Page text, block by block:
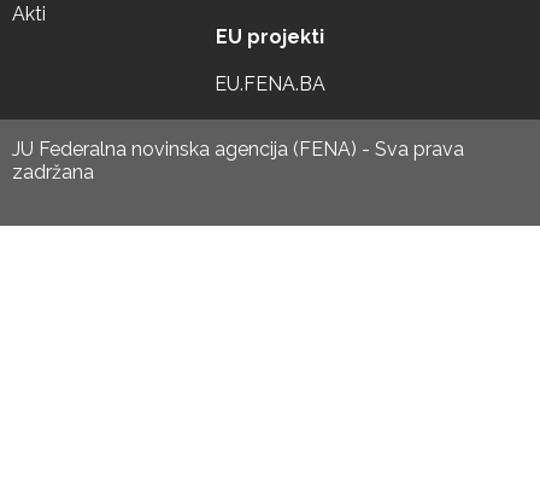
Akti
EU projekti
EU.FENA.BA
JU Federalna novinska agencija (FENA) - Sva prava
zadržana